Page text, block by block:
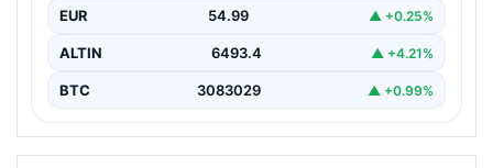
EUR 54.99 ▲ +0.25%
ALTIN 6493.4 ▲ +4.21%
BTC 3083029 ▲ +0.99%